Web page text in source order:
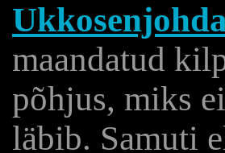
maandatud
põhjus, miks
läbib. Samuti